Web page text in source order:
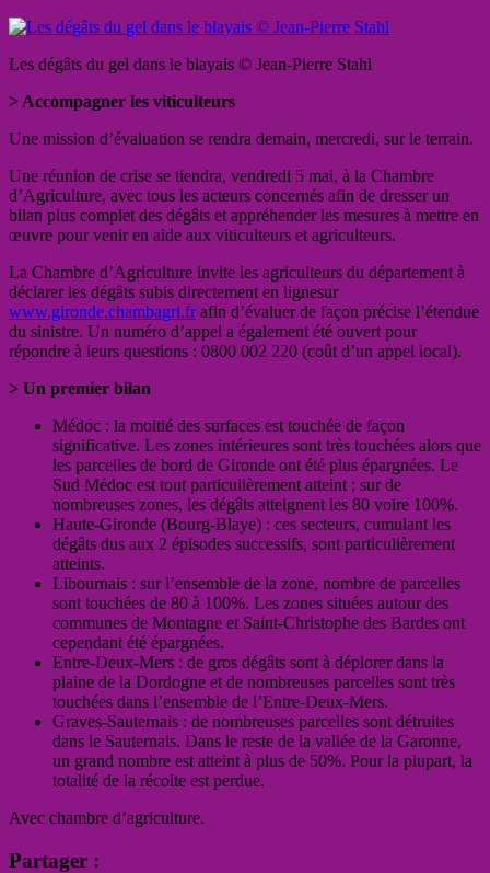
Les dégâts du gel dans le blayais © Jean-Pierre Stahl
> Accompagner les viticulteurs
Une mission d’évaluation se rendra demain, mercredi, sur le terrain.
Une réunion de crise se tiendra, vendredi 5 mai, à la Chambre
d’Agriculture, avec tous les acteurs concernés afin de dresser un
bilan plus complet des dégâts et appréhender les mesures à mettre en
œuvre pour venir en aide aux viticulteurs et agriculteurs.
La Chambre d’Agriculture invite les agriculteurs du département à
déclarer les dégâts subis directement en lignesur
www.gironde.chambagri.frafin d’évaluer de façon précise l’étendue
du sinistre. Un numéro d’appel a également été ouvert pour
répondre à leurs questions : 0800 002 220 (coût d’un appel local).
> Un premier bilan
Médoc : la moitié des surfaces est touchée de façon
significative. Les zones intérieures sont très touchées alors que
les parcelles de bord de Gironde ont été plus épargnées. Le
Sud Médoc est tout particulièrement atteint ; sur de
nombreuses zones, les dégâts atteignent les 80 voire 100%.
Haute-Gironde (Bourg-Blaye) : ces secteurs, cumulant les
dégâts dus aux 2 épisodes successifs, sont particulièrement
atteints.
Libournais : sur l’ensemble de la zone, nombre de parcelles
sont touchées de 80 à 100%. Les zones situées autour des
communes de Montagne et Saint-Christophe des Bardes ont
cependant été épargnées.
Entre-Deux-Mers : de gros dégâts sont à déplorer dans la
plaine de la Dordogne et de nombreuses parcelles sont très
touchées dans l’ensemble de l’Entre-Deux-Mers.
Graves-Sauternais : de nombreuses parcelles sont détruites
dans le Sauternais. Dans le reste de la vallée de la Garonne,
un grand nombre est atteint à plus de 50%. Pour la plupart, la
totalité de la récolte est perdue.
Avec chambre d’agriculture.
Partager :